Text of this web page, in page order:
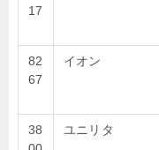
17
82
67
イオン
38
ユニリタ